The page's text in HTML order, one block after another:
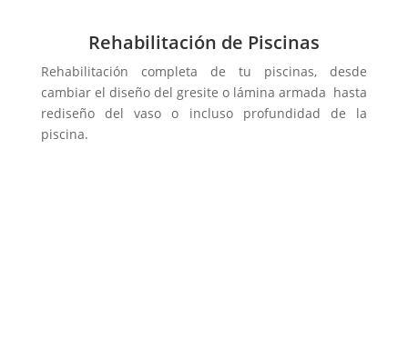
Rehabilitación de Piscinas
Rehabilitación completa de tu piscinas, desde
cambiar el diseño del gresite o lámina armada hasta
rediseño del vaso o incluso profundidad de la
piscina.